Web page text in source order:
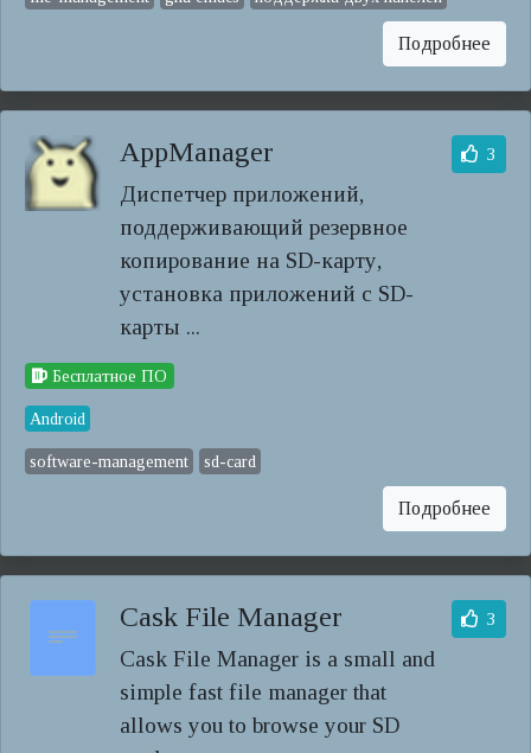
Подробнее
AppManager
Диспетчер приложений,
поддерживающий резервное
копирование на SD-карту,
установка приложений с SD-
карты ...
3
Бесплатное ПО
Android
software-management sd-card
Подробнее
Cask File Manager
Cask File Manager is a small and
simple fast file manager that
allows you to browse your SD
3